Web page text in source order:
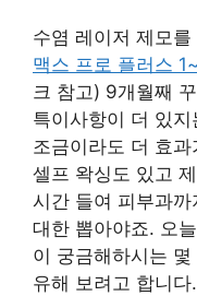
수염 레이저 제모
맥스 프로 플러스
크 참고) 9개월째
특이사항이 더 있
조금이라도 더 효
셀프 왁싱도 있고
시간 들여 피부과
대한 뽑아야죠. 오
이 궁금해하시는
유해 보려고 합니다.